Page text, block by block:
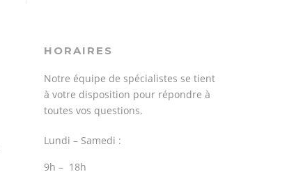
HORAIRES
Notre équipe de spécialistes se tient
à votre disposition pour répondre à
toutes vos questions.
Lundi – Samedi :
9h – 18h